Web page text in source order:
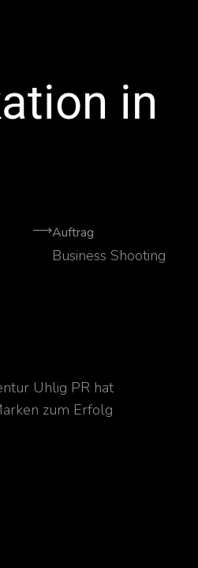
in
Auftrag
Business Shooting
Uhlig PR hat
zum Erfolg